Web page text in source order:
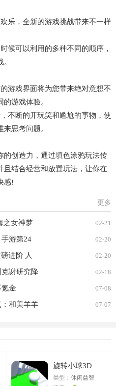
，全新的游戏挑战带来不一样
可以利用的多种不同的顺序，
戏界面将为您带来绝对意想不
游戏体验。
断的开玩笑和尴尬的事物，使
思考问题。
创造力，通过填色涂鸦玩法传
且结合经营和放置玩法，让你在
感!
更多
之女神梦 02-21
游第24 02-20
进阶 人 02-20
谢研究降 02-18
金 07-08
和美羊羊 07-07
旋转小球3D
类型：休闲益智